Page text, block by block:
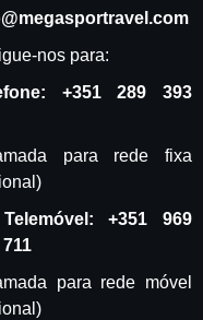
nos para:
+351 289 393
para rede fixa
Telemóvel: +351 969
para rede móvel